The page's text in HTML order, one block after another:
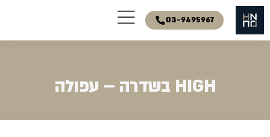
03-9495967
HIGH בשדרה – עפולה